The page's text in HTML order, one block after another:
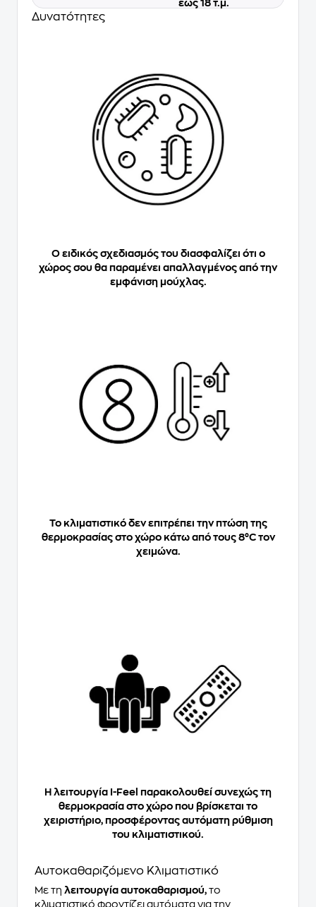
έως 18 τ.μ.
Δυνατότητες
Ο ειδικός σχεδιασμός του διασφαλίζει ότι ο
χώρος σου θα παραμένει απαλλαγμένος από την
εμφάνιση μούχλας.
Το κλιματιστικό δεν επιτρέπει την πτώση της
θερμοκρασίας στο χώρο κάτω από τους 8°C τον
χειμώνα.
Η λειτουργία I-Feel παρακολουθεί συνεχώς τη
θερμοκρασία στο χώρο που βρίσκεται το
χειριστήριο, προσφέροντας αυτόματη ρύθμιση
του κλιματιστικού.
Αυτοκαθαριζόμενο Κλιματιστικό
Με τη λειτουργία αυτοκαθαρισμού, το
κλιματιστικό φροντίζει αυτόματα για την